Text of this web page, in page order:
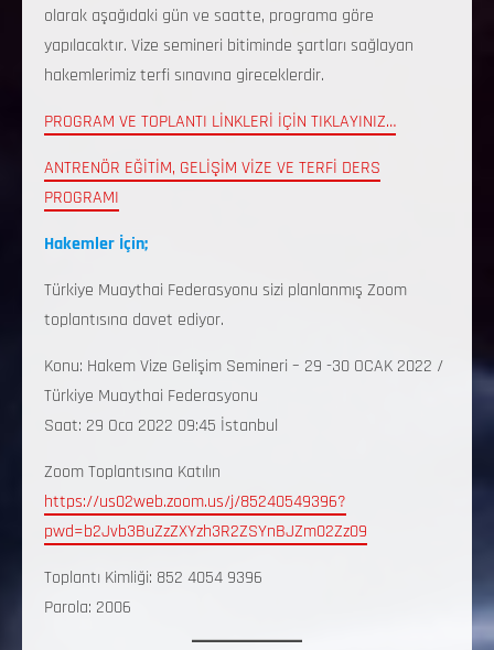
olarak aşağıdaki gün ve saatte, programa göre
yapılacaktır. Vize semineri bitiminde şartları sağlayan
hakemlerimiz terfi sınavına gireceklerdir.
PROGRAM VE TOPLANTI LİNKLERİ İÇİN TIKLAYINIZ…
ANTRENÖR EĞİTİM, GELİŞİM VİZE VE TERFİ DERS
PROGRAMI
Hakemler İçin;
Türkiye Muaythai Federasyonu sizi planlanmış Zoom
toplantısına davet ediyor.
Konu: Hakem Vize Gelişim Semineri – 29 -30 OCAK 2022 /
Türkiye Muaythai Federasyonu
Saat: 29 Oca 2022 09:45 İstanbul
Zoom Toplantısına Katılın
https://us02web.zoom.us/j/85240549396?
pwd=b2Jvb3BuZzZXYzh3R2ZSYnBJZm02Zz09
Toplantı Kimliği: 852 4054 9396
Parola: 2006